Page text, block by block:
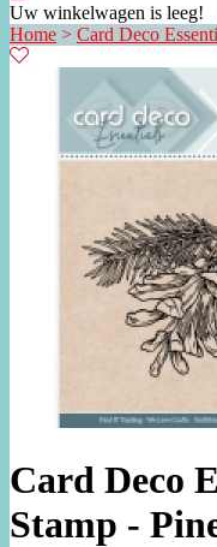
Uw winkelwagen is leeg!
Home > Card Deco
Card Deco
Stamp -